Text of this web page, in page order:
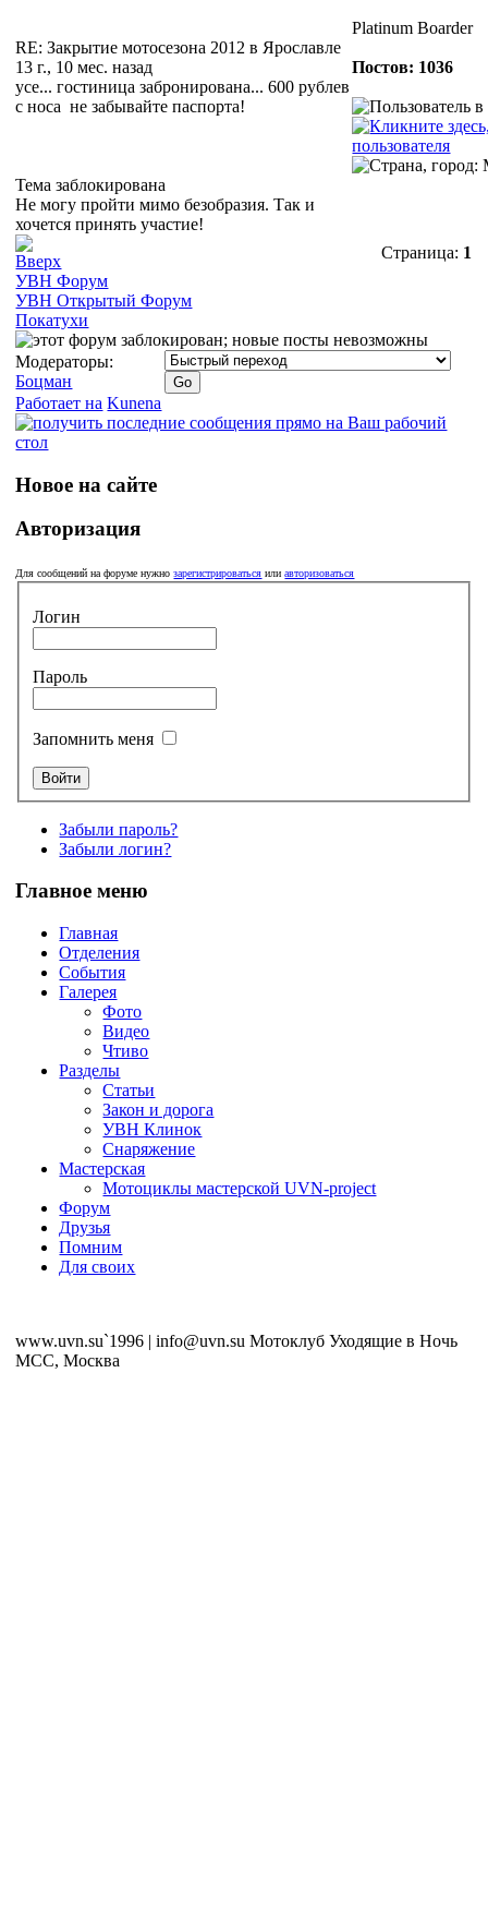
RE: Закрытие мотосезона 2012 в Ярославле
13 г., 10 мес. назад
усе... гостиница забронирована... 600 рублев
с носа не забывайте паспорта!
Platinum Boarder
Постов: 1036
Тема заблокирована
Не могу пройти мимо безобразия. Так и
хочется принять участие!
Страница: 1
УВН Форум
УВН Открытый Форум
Покатухи
Модераторы:
Боцман
Работает на Kunena
Новое на сайте
Авторизация
Для сообщений на форуме нужнозарегистрироваться илиавторизоваться
Логин
Пароль
Запомнить меня
Забыли пароль?
Забыли логин?
Главное меню
Главная
Отделения
События
Галерея
Фото
Видео
Чтиво
Разделы
Статьи
Закон и дорога
УВН Клинок
Снаряжение
Мастерская
Мотоциклы мастерской UVN-project
Форум
Друзья
Помним
Для своих
www.uvn.su`1996 | info@uvn.su Мотоклуб Уходящие в Ночь
MCC, Москва